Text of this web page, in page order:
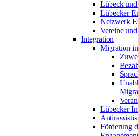
Lübeck
Lübecker
Netzwerk
Vereine
Integration
Migration
Lübecker
Förderung